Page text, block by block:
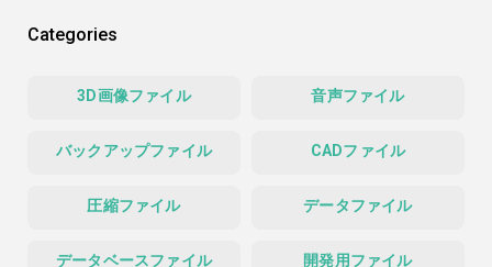
Categories
3D画像ファイル 音声ファイル
バックアップファイル CADファイル
圧縮ファイル データファイル
データベースファイル 開発用ファイル